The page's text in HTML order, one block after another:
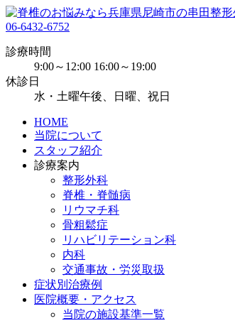
06-6432-6752
診療時間
9:00～12:00 16:00～19:00
休診日
水・土曜午後、日曜、祝日
HOME
当院について
スタッフ紹介
診療案内
整形外科
脊椎・脊髄病
リウマチ科
骨粗鬆症
リハビリテーション科
内科
交通事故・労災取扱
症状別治療例
医院概要・アクセス
当院の施設基準一覧